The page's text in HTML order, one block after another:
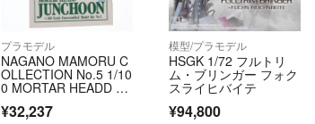
プラモデル
NAGANO MAMORU C
OLLECTION No.5 1/10
0 MORTAR HEADD JU
ッド ジュノーン) ファ
¥32,237
模型/プラモデル
HSGK 1/72 フルトリ
ム・ブリンガー フォク
スライヒバイテ
¥94,800